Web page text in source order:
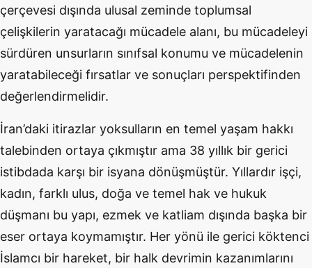
çerçevesi dışında ulusal zeminde toplumsal
çelişkilerin yaratacağı mücadele alanı, bu mücadeleyi
sürdüren unsurların sınıfsal konumu ve mücadelenin
yaratabileceği fırsatlar ve sonuçları perspektifinden
değerlendirmelidir.
İran’daki itirazlar yoksulların en temel yaşam hakkı
talebinden ortaya çıkmıştır ama 38 yıllık bir gerici
istibdada karşı bir isyana dönüşmüştür. Yıllardır işçi,
kadın, farklı ulus, doğa ve temel hak ve hukuk
düşmanı bu yapı, ezmek ve katliam dışında başka bir
eser ortaya koymamıştır. Her yönü ile gerici köktenci
İslamcı bir hareket, bir halk devrimin kazanımlarını